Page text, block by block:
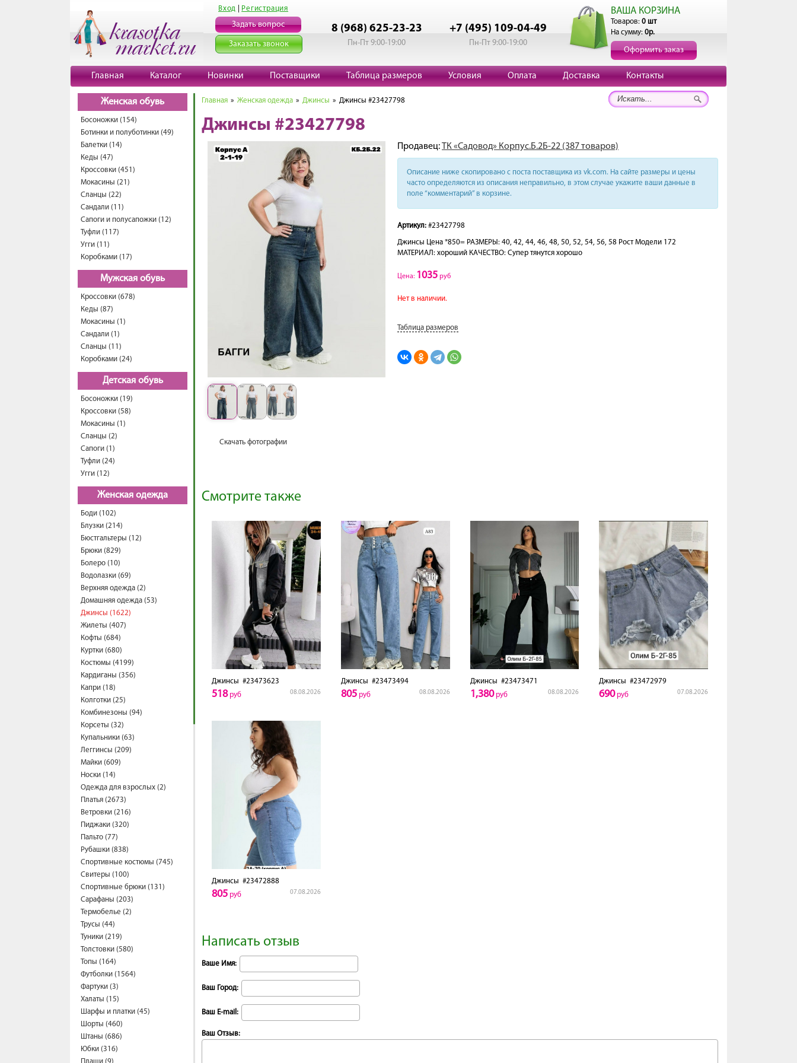
Вход Регистрация
Задать вопрос
Заказать звонок
8 (968) 625-23-23
Пн-Пт 9:00-19:00
+7 (495) 109-04-49
Пн-Пт 9:00-19:00
ВАША КОРЗИНА
Товаров: 0 шт
На сумму: 0р.
Оформить заказ
Главная Каталог Новинки Поставщики Таблица размеров Условия Оплата Доставка Контакты
Женская обувь
Босоножки (154)
Ботинки и полуботинки (49)
Балетки (14)
Кеды (47)
Кроссовки (451)
Мокасины (21)
Сланцы (22)
Сандали (11)
Сапоги и полусапожки (12)
Туфли (117)
Угги (11)
Коробками (17)
Мужская обувь
Кроссовки (678)
Кеды (87)
Мокасины (1)
Сандали (1)
Сланцы (11)
Коробками (24)
Детская обувь
Босоножки (19)
Кроссовки (58)
Мокасины (1)
Сланцы (2)
Сапоги (1)
Туфли (24)
Угги (12)
Женская одежда
Боди (102)
Блузки (214)
Бюстгальтеры (12)
Брюки (829)
Болеро (10)
Водолазки (69)
Верхняя одежда (2)
Домашняя одежда (53)
Джинсы (1622)
Жилеты (407)
Кофты (684)
Куртки (680)
Костюмы (4199)
Кардиганы (356)
Капри (18)
Колготки (25)
Комбинезоны (94)
Корсеты (32)
Купальники (63)
Леггинсы (209)
Майки (609)
Носки (14)
Одежда для взрослых (2)
Платья (2673)
Ветровки (216)
Пиджаки (320)
Пальто (77)
Рубашки (838)
Спортивные костюмы (745)
Свитеры (100)
Спортивные брюки (131)
Сарафаны (203)
Термобелье (2)
Трусы (44)
Туники (219)
Толстовки (580)
Топы (164)
Футболки (1564)
Фартуки (3)
Халаты (15)
Шарфы и платки (45)
Шорты (460)
Штаны (686)
Юбки (316)
Главная » Женская одежда » Джинсы » Джинсы #23427798
Джинсы #23427798
Скачать фотографии
Продавец:ТК «Садовод» Корпус.Б.2Б-22 (387 товаров)
Описание ниже скопировано с поста поставщика из vk.com. На сайте размеры и цены
часто определяются из описания неправильно, в этом случае укажите ваши данные в
поле “комментарий” в корзине.
Артикул: #23427798
Джинсы Цена *850= РАЗМЕРЫ: 40, 42, 44, 46, 48, 50, 52, 54, 56, 58 Рост Модели 172
МАТЕРИАЛ: хороший КАЧЕСТВО: Супер тянутся хорошо
Цена: 1035 руб
Нет в наличии.
Таблица размеров
Смотрите также
Джинсы #23473623
08.08.2026
518руб
Джинсы #23473494
08.08.2026
805руб
Джинсы #23473471
08.08.2026
1,380руб
Джинсы #23472979
07.08.2026
690руб
Джинсы #23472888
07.08.2026
805 руб
Написать отзыв
Ваше Имя:
Ваш Город:
Ваш E-mail:
Ваш Отзыв: